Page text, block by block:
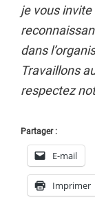
je vous
dans
Travaillons
respectez
Partager :
E-mail
Imprimer